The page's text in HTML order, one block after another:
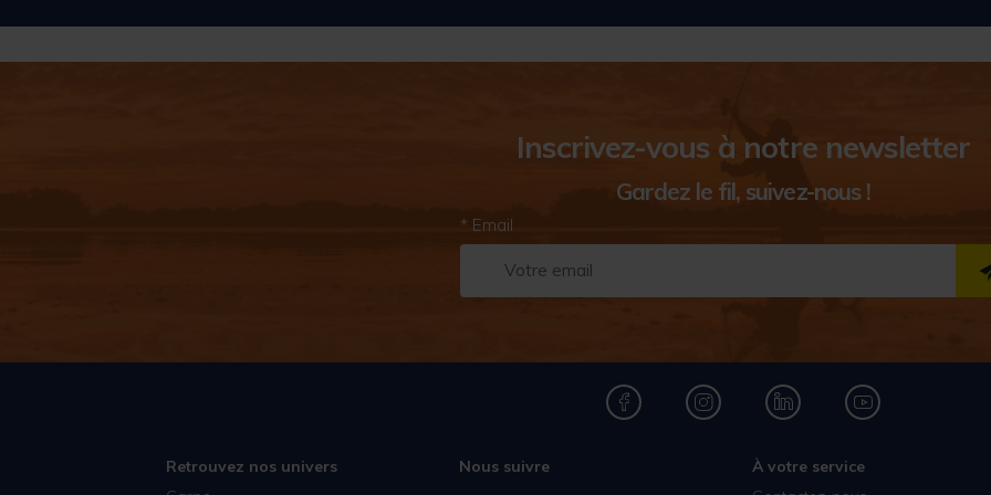
Inscrivez-vous à notre newsletter
Gardez le fil, suivez-nous !
* Email
Retrouvez nos univers
Nous suivre
À votre service